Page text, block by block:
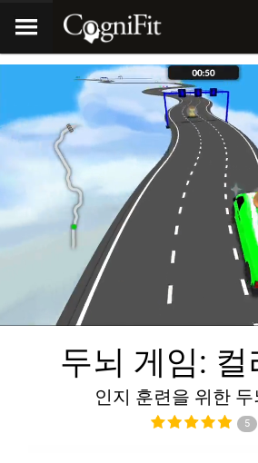
두뇌 게임: 컬
인지 훈련을 위한 두
5